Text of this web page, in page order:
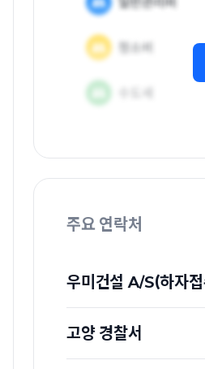
주요 연락처
우미건설 A/S(하자
고양 경찰서